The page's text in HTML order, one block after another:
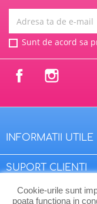
Sunt de acord sa
Facebook
INFORMATII UTILE
SUPORT CLIENTI
CONTUL TAU
Cookie-urile sunt
poata functiona in